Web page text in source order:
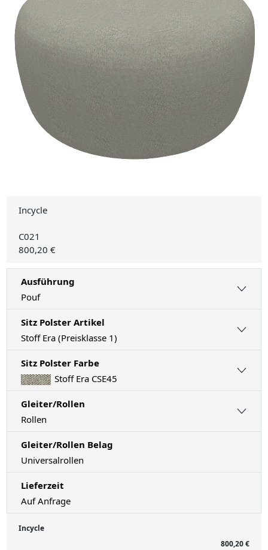
Incycle
C021
800,20 €
Ausführung
Pouf
Sitz Polster Artikel
Stoff Era (Preisklasse 1)
Sitz Polster Farbe
Stoff Era CSE45
Gleiter/Rollen
Rollen
Gleiter/Rollen Belag
Universalrollen
Lieferzeit
Auf Anfrage
Incycle
800,20 €